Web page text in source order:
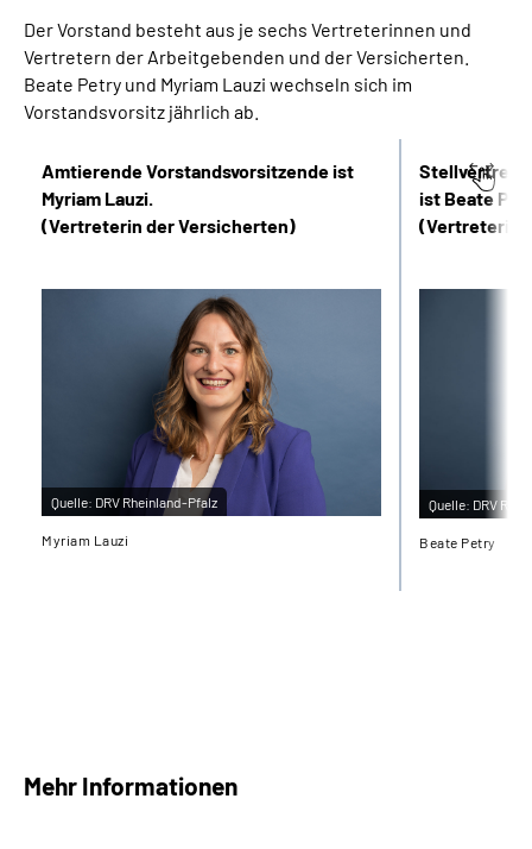
Inhalte in Gebärdensprache (DGS)
Leichte Sprache
Der Vorstand besteht aus je sechs Vertreterinnen und
Vertretern der Arbeitgebenden und der Versicherten.
Beate Petry und Myriam Lauzi wechseln sich im
Vorstandsvorsitz jährlich ab.
Amtierende Vorstandsvorsitzende ist
Myriam Lauzi.
(Vertreterin der Versicherten)
ist Beate
(Vertreterin
Quelle: DRV Rheinland-Pfalz
Myriam Lauzi
Quelle: DRV
Beate Petry
Mehr Informationen